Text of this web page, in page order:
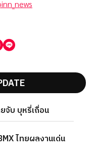
จับ บุหรี่เถื่อน
ไทยผลงานเด่น